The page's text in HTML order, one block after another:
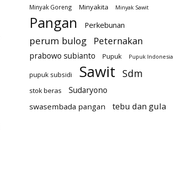
Minyak Goreng Minyakita Minyak Sawit
Pangan Perkebunan
perum bulog Peternakan
prabowo subianto Pupuk Pupuk Indonesia
pupuk subsidi Sawit Sdm
stok beras Sudaryono
swasembada pangan tebu dan gula